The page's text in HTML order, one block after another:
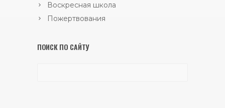
Воскресная школа
Пожертвования
ПОИСК ПО САЙТУ